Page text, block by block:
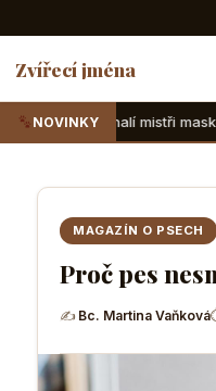
Zvířecí jména
NOVINKY
maskování, které v teráriu
MAGAZÍN O PSECH
Proč pes
✍ Bc. Martina Vaňková